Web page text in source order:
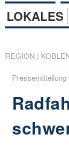
LOKALES
REGION |